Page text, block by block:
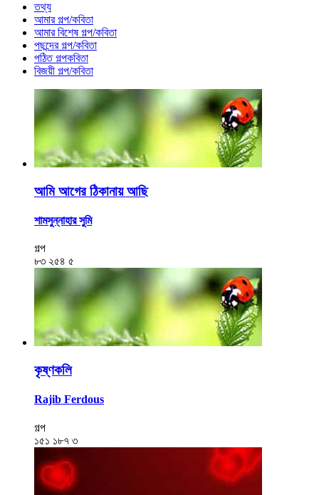
তথ্য
আমার গল্প/কবিতা
আমার বিশেষ গল্প/কবিতা
পছন্দের গল্প/কবিতা
পঠিত গল্পকবিতা
বিজয়ী গল্প/কবিতা
আমি আগের ঠিকানায় আছি
শামসুন্নাহার সুমি
গল্প
৮৩ ২৫৪ ৫
কৃষ্ণকলি
Rajib Ferdous
গল্প
১৫১ ১৮৭ ৩